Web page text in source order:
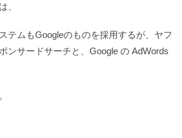
、
テムもGoogleのものを採用するが、ヤフ
ンサードサーチと、Google の AdWords